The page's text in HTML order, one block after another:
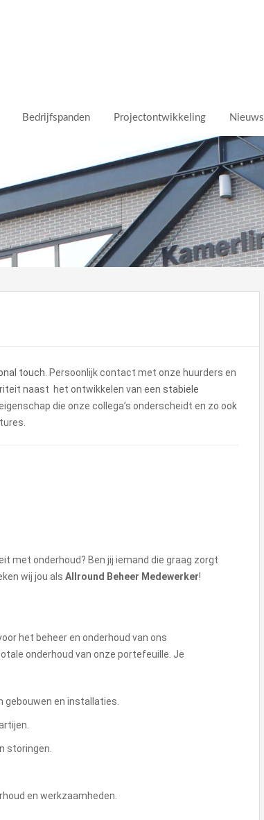
Bedrijfspanden Projectontwikkeling Nieuws
touch . Persoonlijk contact met onze huurders en
naast het ontwikkelen van een stabiele
die onze collega’s onderscheidt en zo ook
met onderhoud? Ben jij iemand die graag zorgt
wij jou als Allround Beheer Medewerker!
het beheer en onderhoud van ons
onderhoud van onze portefeuille. Je
en installaties.
storingen.
en werkzaamheden.